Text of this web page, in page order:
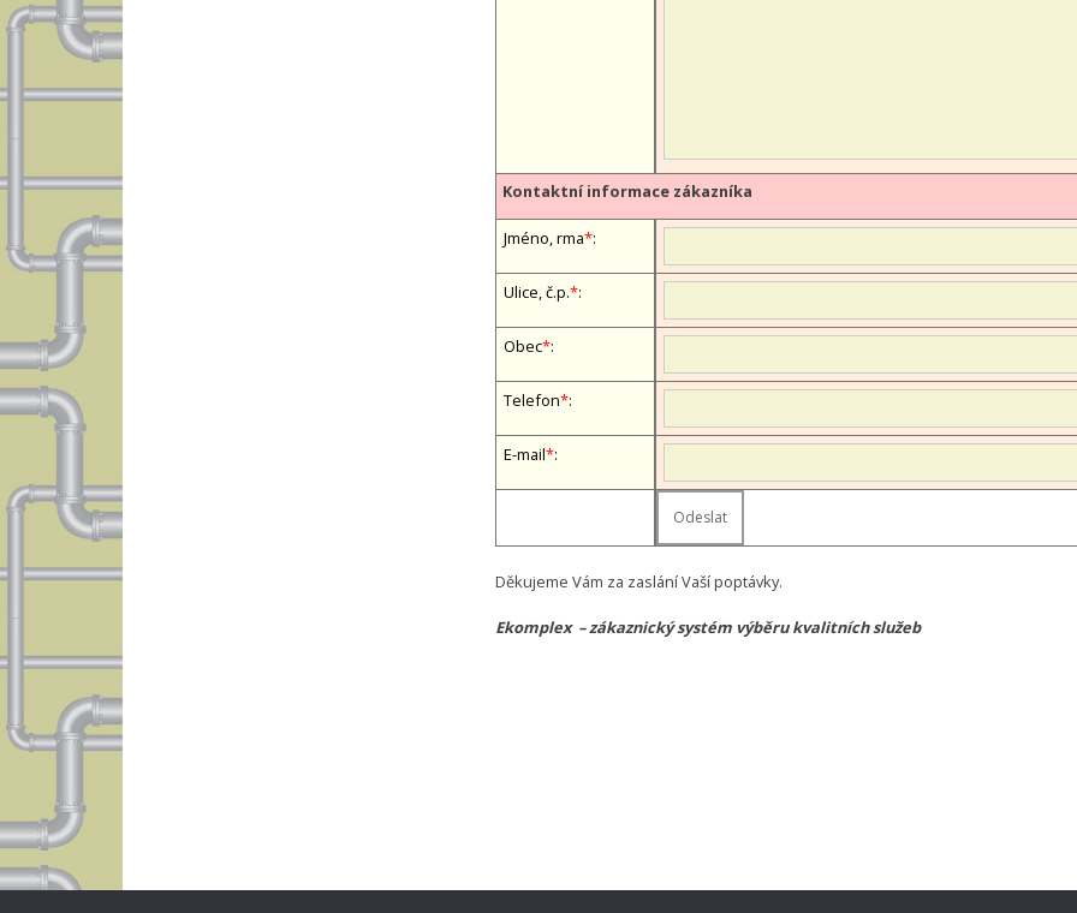
Kontaktní informace zákazníka
Jméno, firma*:
Ulice, č.p.*:
Obec*:
Telefon*:
E-mail*:
Děkujeme Vám za zaslání Vaší poptávky.
Ekomplex – zákaznický systém výběru kvalitních služeb